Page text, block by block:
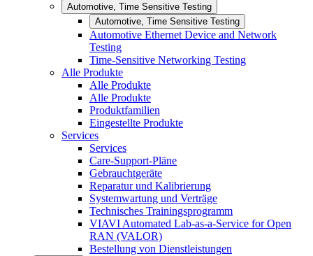
Automotive, Time Sensitive Testing
Automotive, Time Sensitive Testing
Automotive Ethernet Device and Network
Testing
Time-Sensitive Networking Testing
Alle Produkte
Alle Produkte
Alle Produkte
Produktfamilien
Eingestellte Produkte
Services
Services
Care-Support-Pläne
Gebrauchtgeräte
Reparatur und Kalibrierung
Systemwartung und Verträge
Technisches Trainingsprogramm
VIAVI Automated Lab-as-a-Service for Open
RAN (VALOR)
Bestellung von Dienstleistungen